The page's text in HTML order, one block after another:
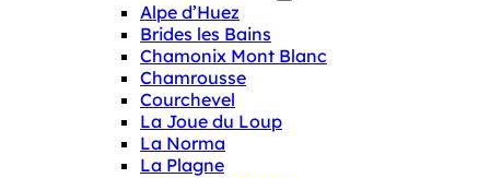
Alpe d’Huez
Brides les Bains
Chamonix Mont Blanc
Chamrousse
Courchevel
La Joue du Loup
La Norma
La Plagne